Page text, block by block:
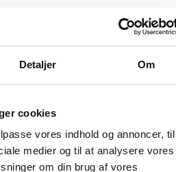
Detaljer Om
cookies
vores indhold og annoncer,
medier og til at analysere vores
om din brug af vores
Nordens välfärdscenters
rapportering.
om status för rapportering till
land presenterar: